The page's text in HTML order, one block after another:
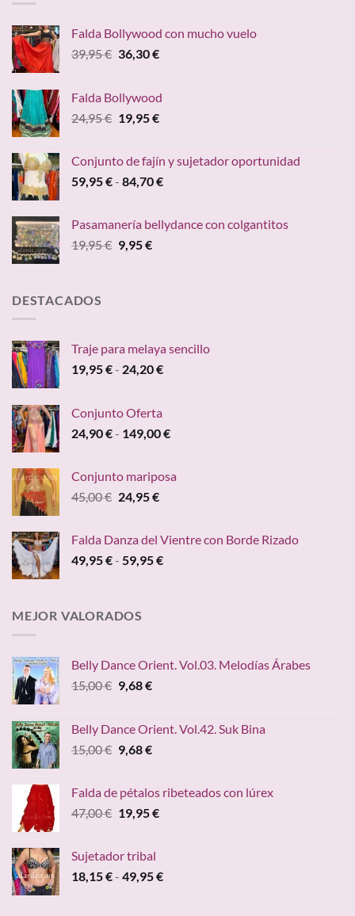
Falda Bollywood con mucho vuelo
39,95€ El
era:
39,95 €.
36,30€El
es:
36,30 €.
Falda Bollywood
24,95€ El
era:
24,95 €.
19,95€El
es:
19,95 €.
Conjunto de fajín y sujetador oportunidad
59,95€- 84,70€Rango
desde
Pasamanería bellydance con colgantitos
19,95€ El
9,95€El
DESTACADOS
Traje para melaya sencillo
19,95€- 24,20€Rango
19,95 €
Conjunto Oferta
24,90€- 149,00€Rango
desde
149,00 €
Conjunto mariposa
45,00€ El
era:
45,00 €.
24,95€El
es:
24,95 €.
Falda Danza del Vientre con Borde Rizado
49,95€- 59,95€Rango
59,95 €
MEJOR VALORADOS
Belly Dance Orient. Vol.03. Melodías Árabes
15,00€ El
era:
15,00 €.
9,68€El
es:
9,68 €.
Belly Dance Orient. Vol.42. Suk Bina
15,00€ El
era:
15,00 €.
9,68€El
es:
9,68 €.
Falda de pétalos ribeteados con lúrex
47,00€ El
era:
47,00 €.
19,95€El
19,95 €.
Sujetador tribal
18,15€- 49,95€Rango